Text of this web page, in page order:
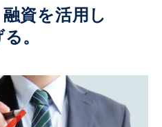
資を活用し
。